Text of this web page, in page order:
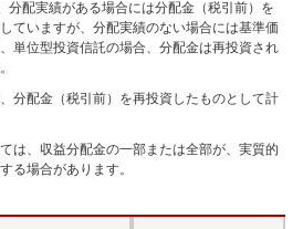
分配実績がある場合には分配金（税引前）を
ていますが、分配実績のない場合には基準価
単位型投資信託の場合、分配金は再投資され
分配金（税引前）を再投資したものとして計
は、収益分配金の一部または全部が、実質的
る場合があります。